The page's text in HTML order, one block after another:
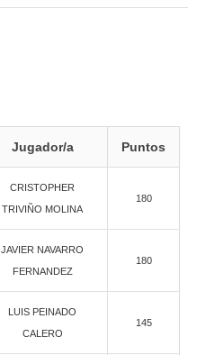
Jugador/a Puntos
CRISTOPHER
TRIVIÑO MOLINA
180
JAVIER NAVARRO
FERNANDEZ
180
LUIS PEINADO
CALERO
145